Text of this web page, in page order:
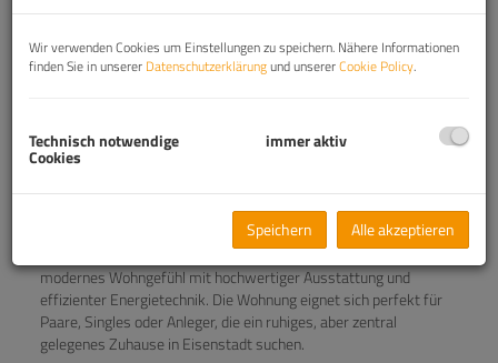
Traumhafte 2-Zimmer-Wohnung mit Balkon und Lift
18, Eisenstadt
Diese stilvoll sanierte 2-Zimmer-Wohnung im 1. Liftstock eines
gepflegten Wohnhauses in der Bahnstraße 16–18 bietet
modernes Wohngefühl mit hochwertiger Ausstattung und
effizienter Energietechnik. Die Wohnung eignet sich perfekt für
Paare, Singles oder Anleger, die ein ruhiges, aber zentral
gelegenes Zuhause in Eisenstadt suchen.
Wir verwenden Cookies um Einstellungen zu speichern. Nähere Informationen
finden Sie in unserer Datenschutzerklärungund unsererCookie Policy.
Technisch notwendige
Cookies
immer aktiv
Speichern Alle akzeptieren